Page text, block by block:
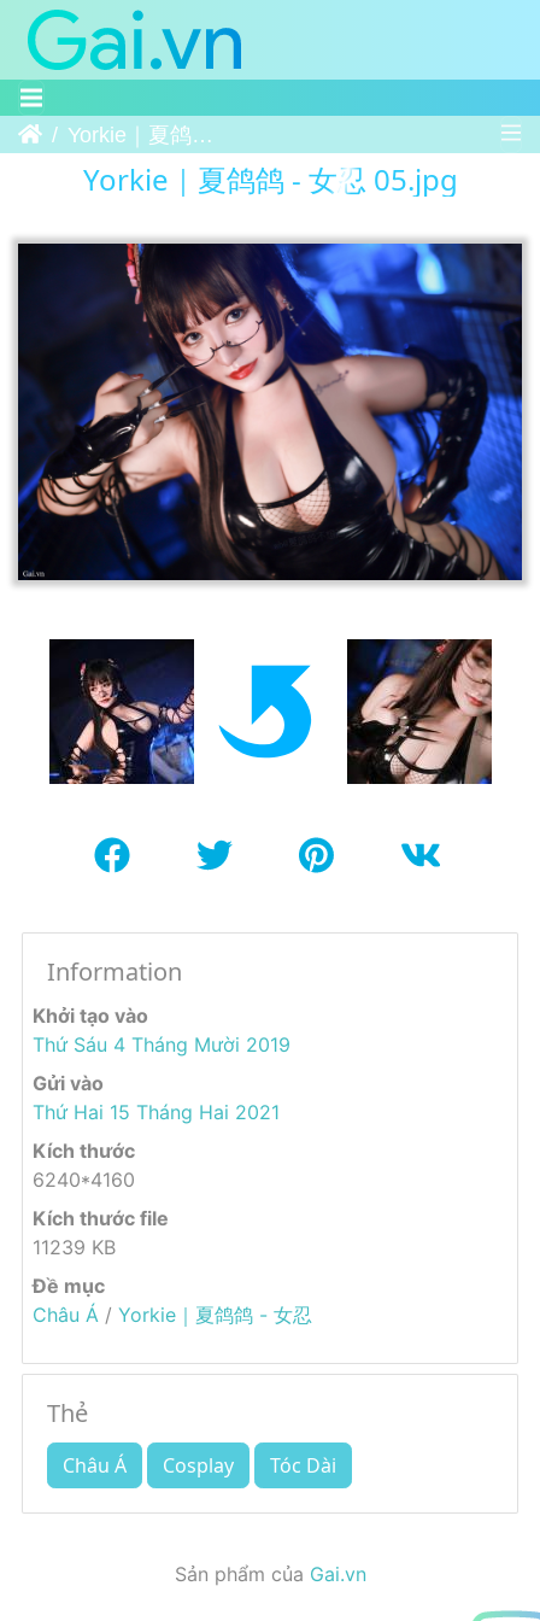
Trang chủYorkie｜夏鸽鸽 - 女忍 05
Yorkie｜夏鸽鸽 - 女忍 05.jpg
Information
Khởi tạo vào
Thứ Sáu 4 Tháng Mười 2019
Gửi vào
Thứ Hai 15 Tháng Hai 2021
Kích thước
6240*4160
Kích thước file
11239 KB
Đề mục
Châu Á / Yorkie｜夏鸽鸽 - 女忍
Thẻ
Châu Á Cosplay Tóc Dài
Sản phẩm của Gai.vn